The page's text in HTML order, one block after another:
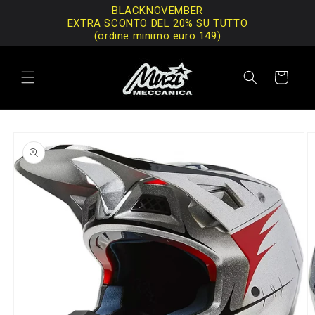
BLACKNOVEMBER
EXTRA SCONTO DEL 20% SU TUTTO
(ordine minimo euro 149)
ai contenuti
Carrello
informazioni
sul prodotto